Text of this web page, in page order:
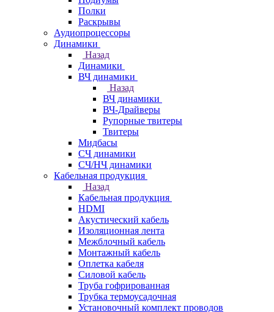
Полки
Раскрывы
Аудиопроцессоры
Динамики
Назад
Динамики
ВЧ динамики
Назад
ВЧ динамики
ВЧ-Драйверы
Рупорные твитеры
Твитеры
Мидбасы
СЧ динамики
СЧ/НЧ динамики
Кабельная продукция
Назад
Кабельная продукция
HDMI
Акустический кабель
Изоляционная лента
Межблочный кабель
Монтажный кабель
Оплетка кабеля
Силовой кабель
Труба гофрированная
Трубка термоусадочная
Установочный комплект проводов